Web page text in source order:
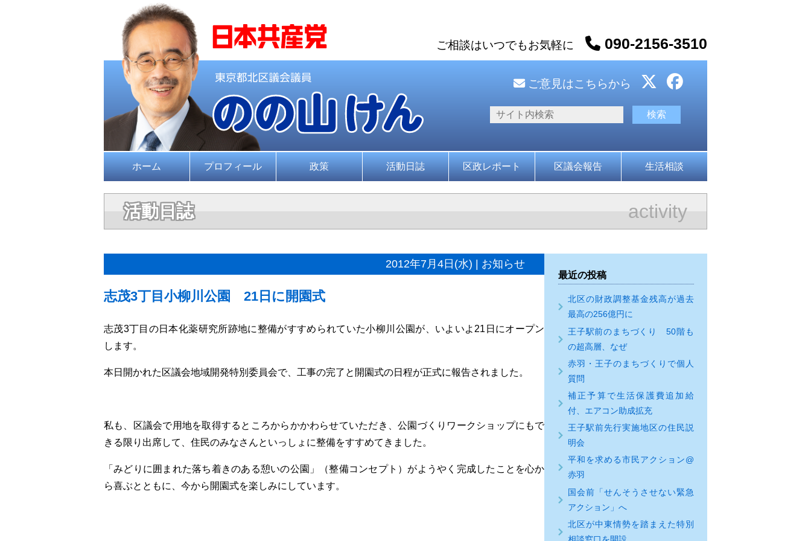
ご相談はいつでもお気軽に 090-2156-3510
ご意見はこちらから
ホーム プロフィール 政策 活動日誌 区政レポート 区議会報告 生活相談
活動日誌 activity
2012年7月4日(水) | お知らせ
志茂3丁目小柳川公園 21日に開園式
志茂3丁目の日本化薬研究所跡地に整備がすすめられていた小柳川公園が、いよいよ21日にオープン
します。
本日開かれた区議会地域開発特別委員会で、工事の完了と開園式の日程が正式に報告されました。
私も、区議会で用地を取得するところからかかわらせていただき、公園づくりワークショップにもで
きる限り出席して、住民のみなさんといっしょに整備をすすめてきました。
「みどりに囲まれた落ち着きのある憩いの公園」（整備コンセプト）がようやく完成したことを心か
ら喜ぶとともに、今から開園式を楽しみにしています。
最近の投稿
北区の財政調整基金残高が過去
最高の256億円に
王子駅前のまちづくり 50階も
の超高層、なぜ
赤羽・王子のまちづくりで個人
質問
補正予算で生活保護費追加給
付、エアコン助成拡充
王子駅前先行実施地区の住民説
明会
平和を求める市民アクション@
赤羽
国会前「せんそうさせない緊急
アクション」へ
北区が中東情勢を踏まえた特別
相談窓口を開設